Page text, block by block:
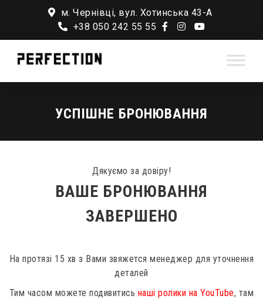
м. Чернівці, вул. Хотинська 43-А
+38 050 242 55 55
УСПІШНЕ БРОНЮВАННЯ
Дякуємо за довіру!
ВАШЕ БРОНЮВАННЯ
ЗАВЕРШЕНО
На протязі 15 хв з Вами звяжется менеджер для уточнення
деталей
Тим часом можете подивитись наші ролики на YouTube, там